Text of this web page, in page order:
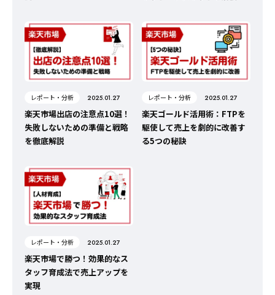
レポート・分析 2025.01.27
楽天市場出店の注意点10選！
失敗しないための準備と戦略
を徹底解説
レポート・分析 2025.01.27
楽天ゴールド活用術：FTPを
駆使して売上を劇的に改善す
る5つの秘訣
レポート・分析 2025.01.27
楽天市場で勝つ！効果的なス
タッフ育成法で売上アップを
実現